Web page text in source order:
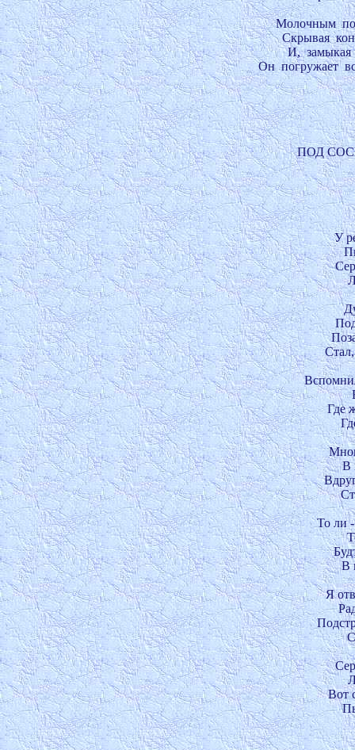
Молочным
Скрывая
И,  замыкая
Он  погружает
ПОД
У
Где
В
То ли
В
Я
Вот